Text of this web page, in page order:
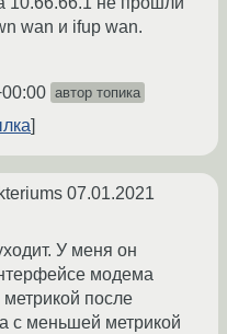
wan и ifup wan.
автор топика
07.01.2021
У меня он
модема
после
с меньшей метрикой